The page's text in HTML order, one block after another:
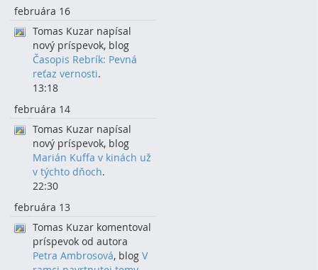
februára 16
Tomas Kuzar napísal
nový príspevok, blog
Časopis Rebrík: Pevná
reťaz vernosti.
13:18
februára 14
Tomas Kuzar napísal
nový príspevok, blog
Marián Kuffa v kinách už
v týchto dňoch.
22:30
februára 13
Tomas Kuzar komentoval
príspevok od autora
Petra Ambrosová, blog V